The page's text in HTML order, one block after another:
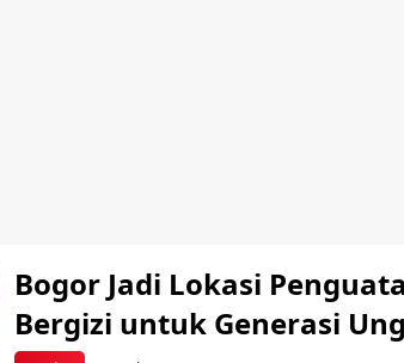
Bogor Jadi Lokasi
Bergizi untuk Generasi